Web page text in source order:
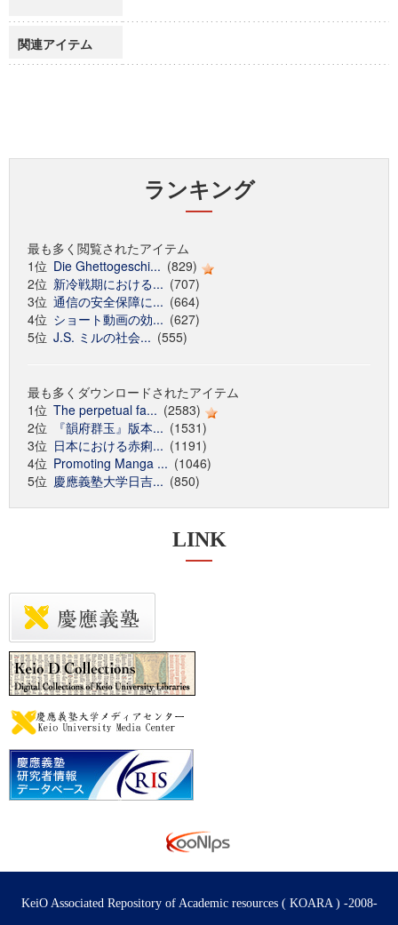
関連アイテム
ランキング
最も多く閲覧されたアイテム
1位 Die Ghettogeschi... (829)
2位 新冷戦期における... (707)
3位 通信の安全保障に... (664)
4位 ショート動画の効... (627)
5位 J.S. ミルの社会... (555)
最も多くダウンロードされたアイテム
1位 The perpetual fa... (2583)
2位
『韻府群玉』版本... (1531)
3位 日本における赤痢... (1191)
4位 Promoting Manga ... (1046)
5位 慶應義塾大学日吉... (850)
LINK
KeiO Associated Repository of Academic resources ( KOARA ) -2008-